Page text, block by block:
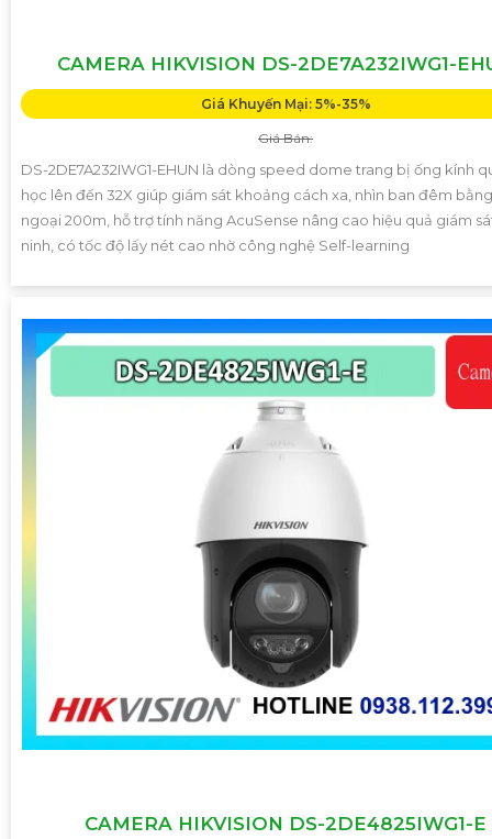
CAMERA HIKVISION DS-2DE7A232IWG1-
Giá Khuyến Mại: 5%-35%
Giá Bán:
DS-2DE7A232IWG1-EHUN là dòng speed dome trang bị ống kính
học lên đến 32X giúp giám sát khoảng cách xa, nhìn ban đêm
ngoại 200m, hỗ trợ tính năng AcuSense nâng cao hiệu quả giám
ninh, có tốc độ lấy nét cao nhờ công nghệ Self-learning
CAMERA HIKVISION DS-2DE4825IWG1-E